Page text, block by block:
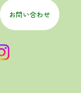
お問い合わせ